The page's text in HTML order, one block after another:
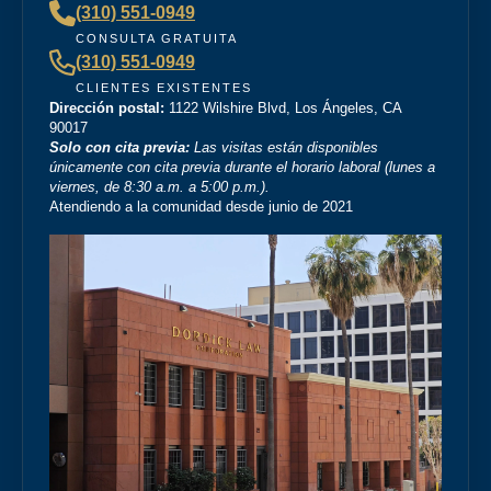
“Brittney Ghadoushi at Dordick Law is very easy to
work with and really knows her stuff. She made the
whole process smooth and explained everything
clearly. You can tell she’s very knowledgeable about
the law, and I always felt like I was in good hands.
Highly recommend her and Dordick Law if you’re
looking for a personal injury lawyer.
”
— Michael D.
“I’m so grateful that Brittney Ghadoushi was assigned
as my attorney. She consistently showed genuine care
and always kept my best interests at heart. While
compassion isn’t something most people expect from a
lawyer, Brittney managed to be both empathetic and
(310) 551-0949
CONSULTA GRATUITA
(310) 551-0949
CLIENTES EXISTENTES
Dirección postal: 1122 Wilshire Blvd, Los Ángeles, CA
90017
Solo con cita previa: Las visitas están disponibles
únicamente con cita previa durante el horario laboral (lunes a
viernes, de 8:30 a.m. a 5:00 p.m.).
Atendiendo a la comunidad desde junio de 2021